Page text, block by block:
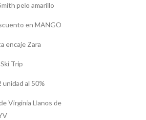
pelo amarillo
en MANGO
encaje Zara
Trip
unidad al 50%
Virginia Llanos de